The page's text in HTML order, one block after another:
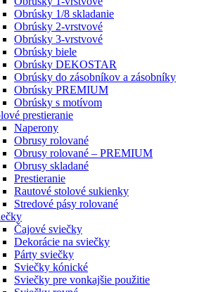
Obrúsky 1/8 skladanie
Obrúsky 2-vrstvové
Obrúsky 3-vrstvové
Obrúsky biele
Obrúsky DEKOSTAR
Obrúsky do zásobníkov a zásobníky
Obrúsky PREMIUM
Obrúsky s motívom
prestieranie
Naperony
Obrusy rolované
Obrusy rolované – PREMIUM
Obrusy skladané
Prestieranie
Rautové stolové sukienky
Stredové pásy rolované
Čajové sviečky
Dekorácie na sviečky
Párty sviečky
Sviečky kónické
Sviečky pre vonkajšie použitie